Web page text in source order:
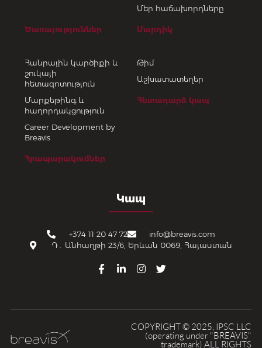
Կապ
+374 11 20 47 72
info@breavis.com
Դ․ Անհաղթի 23/6, Երևան 0069, Հայաստան
F
a
b
L
i
e
I
n
a
r
T
w
t
r
Մեր հաճախորդները
Ծառայություններ
Հանրային կարծիքի և
շուկայի
հետազոտություն
Մարքեթինգ և
հաղորդակցություն
Career Development by
Breavis
Հրապարակումներ
Մարդիկ
Թիմ
Աշխատատեղեր
Հետադարձ կապ
COPYRIGHT © 2025, IPSC LLC
(operating under "BREAVIS"
trademark) ALL RIGHTS